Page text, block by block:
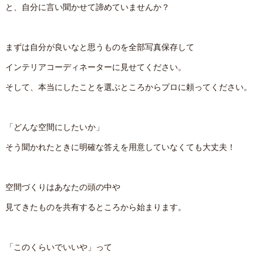
と、自分に言い聞かせて諦めていませんか？
まずは自分が良いなと思うものを全部写真保存して
インテリアコーディネーターに見せてください。
そして、本当にしたことを選ぶところからプロに頼ってください。
「どんな空間にしたいか」
そう聞かれたときに明確な答えを用意していなくても大丈夫！
空間づくりはあなたの頭の中や
見てきたものを共有するところから始まります。
「このくらいでいいや」って